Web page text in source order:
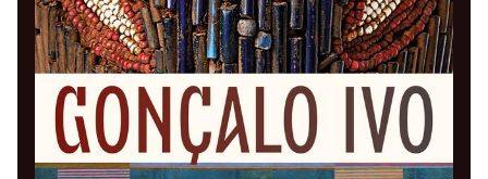
CONTACT
CGU
CGV